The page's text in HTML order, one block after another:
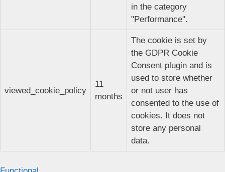
in the category
"Performance".
viewed_cookie_policy
11
months
The cookie is set by
the GDPR Cookie
Consent plugin and is
used to store whether
or not user has
consented to the use of
cookies. It does not
store any personal
data.